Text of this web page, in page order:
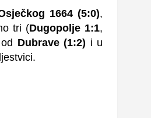
1664 (5:0),
tri (Dugopolje 1:1,
Dubrave (1:2) i u